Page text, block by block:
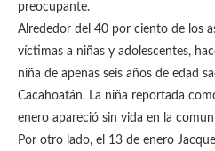
preocupante.
Alrededor del 40 por ciento de los
víctimas a niñas y adolescentes,
niña de apenas seis años de edad
Cacahoatán. La niña reportada
enero apareció sin vida en la
Por otro lado, el 13 de enero